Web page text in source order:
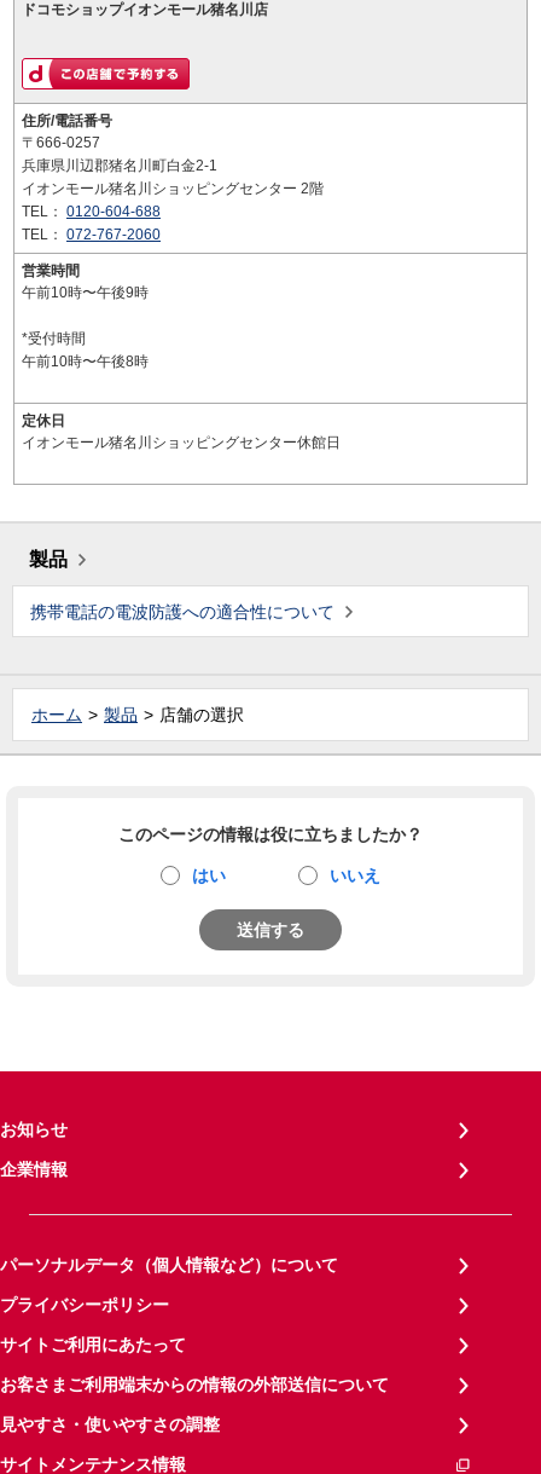
ドコモショップイオンモール猪名川店
住所/電話番号
〒666-0257
兵庫県川辺郡猪名川町白金2-1
イオンモール猪名川ショッピングセンター 2階
TEL： 0120-604-688
TEL： 072-767-2060
営業時間
午前10時〜午後9時
*受付時間
午前10時〜午後8時
定休日
イオンモール猪名川ショッピングセンター休館日
製品
携帯電話の電波防護への適合性について
ホーム 製品 店舗の選択
このページの情報は役に立ちましたか？
はい いいえ
送信する
お知らせ
企業情報
パーソナルデータ（個人情報など）について
プライバシーポリシー
サイトご利用にあたって
お客さまご利用端末からの情報の外部送信について
見やすさ・使いやすさの調整
サイトメンテナンス情報